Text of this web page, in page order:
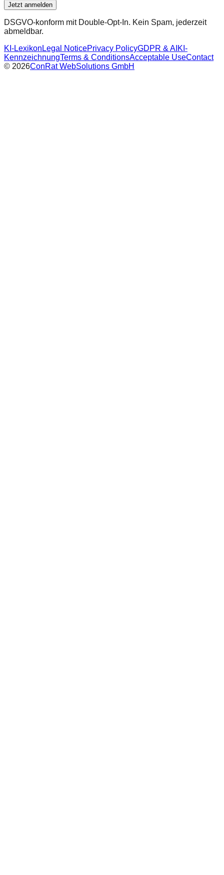
Jetzt anmelden
DSGVO-konform mit Double-Opt-In. Kein Spam, jederzeit
abmeldbar.
KI-Lexikon Legal NoticePrivacy PolicyGDPR & AI KI-
KennzeichnungTerms & ConditionsAcceptable UseContact
© 2026ConRat WebSolutions GmbH